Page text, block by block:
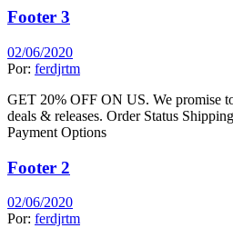
Footer 3
02/06/2020
Por: ferdjrtm
GET 20% OFF ON US. We promise
deals & releases. Order Status
Payment Options
Footer 2
02/06/2020
Por: ferdjrtm